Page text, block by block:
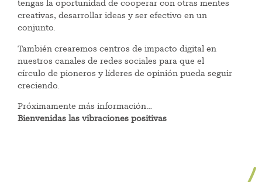
tengas la oportunidad de cooperar con otras mentes
creativas, desarrollar ideas y ser efectivo en un
conjunto.
También crearemos centros de impacto digital en
nuestros canales de redes sociales para que el
círculo de pioneros y líderes de opinión pueda seguir
creciendo.
Próximamente más información…
Bienvenidas las vibraciones positivas